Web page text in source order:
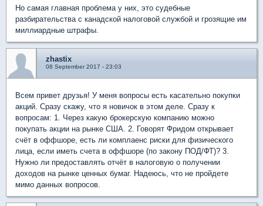
Но самая главная проблема у них, это судебные
разбирательства с канадской налоговой службой и грозящие им
миллиардные штрафы.
zhastix
08 September 2017 - 23:03
Всем привет друзья! У меня вопросы есть касательно покупки
акций. Сразу скажу, что я новичок в этом деле. Сразу к
вопросам: 1. Через какую брокерскую компанию можно
покупать акции на рынке США. 2. Говорят Фридом открывает
счёт в оффшоре, есть ли комплаенс риски для физического
лица, если иметь счета в оффшоре (по закону ПОД/ФТ)? 3.
Нужно ли предоставлять отчёт в налоговую о получении
доходов на рынке ценных бумаг. Надеюсь, что не пройдете
мимо данных вопросов.